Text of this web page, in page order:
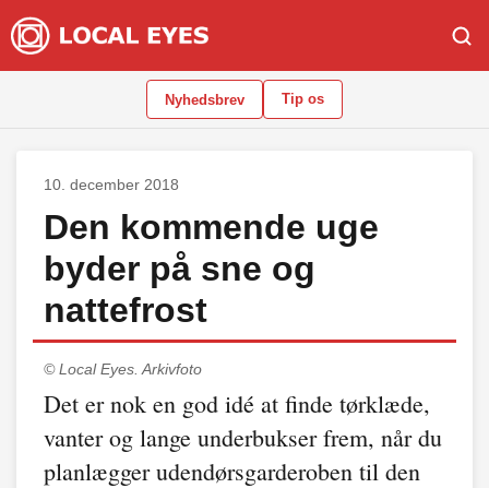
Nyhedsbrev Tip os
10. december 2018
Den kommende uge
byder på sne og
nattefrost
© Local Eyes. Arkivfoto
Det er nok en god idé at finde tørklæde,
vanter og lange underbukser frem, når du
planlægger udendørsgarderoben til den